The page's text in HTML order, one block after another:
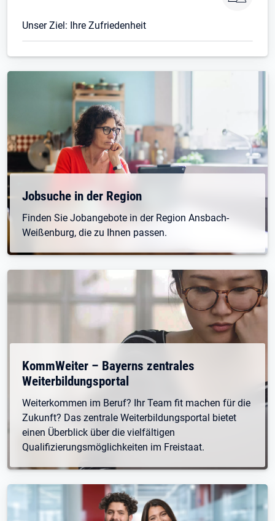
Unser Ziel: Ihre Zufriedenheit
Jobsuche in der Region
Finden Sie Jobangebote in der Region Ansbach-
Weißenburg, die zu Ihnen passen.
Öffnet in neuem Tab
KommWeiter – Bayerns zentrales
Weiterbildungsportal
Weiterkommen im Beruf? Ihr Team fit machen für die
Zukunft? Das zentrale Weiterbildungsportal bietet
einen Überblick über die vielfältigen
Qualifizierungsmöglichkeiten im Freistaat.